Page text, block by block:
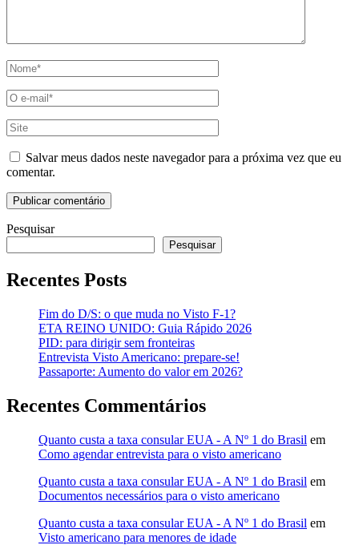
Name*
Email*
Site
Salvar meus dados neste navegador para a próxima vez que eu
comentar.
Pesquisar
Pesquisar
Recentes Posts
Fim do D/S: o que muda no Visto F-1?
ETA REINO UNIDO: Guia Rápido 2026
PID: para dirigir sem fronteiras
Entrevista Visto Americano: prepare-se!
Passaporte: Aumento do valor em 2026?
Recentes Commentários
Quanto custa a taxa consular EUA - A Nº 1 do Brasil em
Como agendar entrevista para o visto americano
Quanto custa a taxa consular EUA - A Nº 1 do Brasil em
Documentos necessários para o visto americano
Quanto custa a taxa consular EUA - A Nº 1 do Brasil em
Visto americano para menores de idade